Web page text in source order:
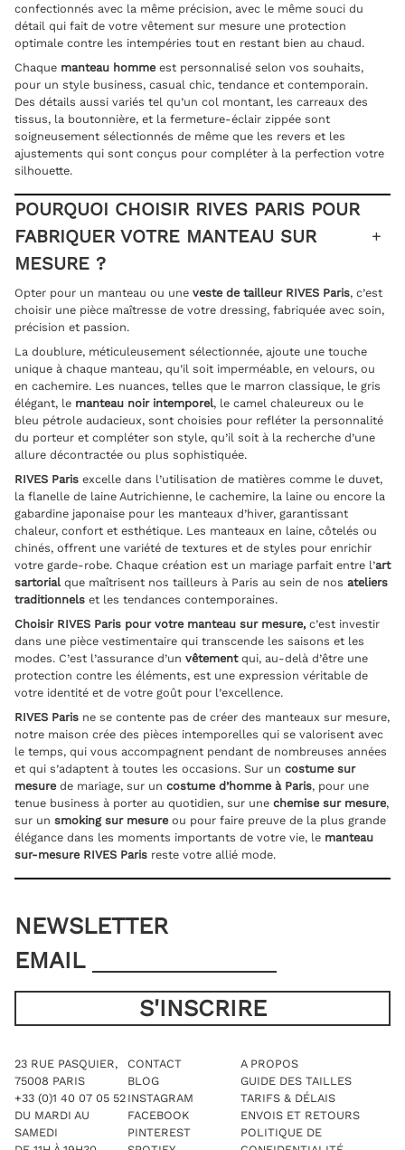
confectionnés avec la même précision, avec le même souci du
détail qui fait de votre vêtement sur mesure une protection
optimale contre les intempéries tout en restant bien au chaud.
Chaque manteau hommeest personnalisé selon vos souhaits,
pour un style business, casual chic, tendance et contemporain.
Des détails aussi variés tel qu’un col montant, les carreaux des
tissus, la boutonnière, et la fermeture-éclair zippée sont
soigneusement sélectionnés de même que les revers et les
ajustements qui sont conçus pour compléter à la perfection votre
silhouette.
POURQUOI CHOISIR RIVES PARIS POUR
FABRIQUER VOTRE MANTEAU SUR
MESURE ?
Opter pour un manteau ou une veste de tailleur RIVES Paris, c’est
choisir une pièce maîtresse de votre dressing, fabriquée avec soin,
précision et passion.
La doublure, méticuleusement sélectionnée, ajoute une touche
unique à chaque manteau, qu’il soit imperméable, en velours, ou
en cachemire. Les nuances, telles que le marron classique, le gris
élégant, lemanteau noir intemporel, le camel chaleureux ou le
bleu pétrole audacieux, sont choisies pour refléter la personnalité
du porteur et compléter son style, qu’il soit à la recherche d’une
allure décontractée ou plus sophistiquée.
RIVES Parisexcelle dans l’utilisation de matières comme le duvet,
la flanelle de laine Autrichienne, le cachemire, la laine ou encore la
gabardine japonaise pour les manteaux d’hiver, garantissant
chaleur, confort et esthétique. Les manteaux en laine, côtelés ou
chinés, offrent une variété de textures et de styles pour enrichir
votre garde-robe. Chaque création est un mariage parfait entre l’art
sartorialque maîtrisent nos tailleurs à Paris au sein de nos ateliers
traditionnels et les tendances contemporaines.
Choisir RIVES Paris pour votre manteau sur mesure,c’est investir
dans une pièce vestimentaire qui transcende les saisons et les
modes. C’est l’assurance d’un vêtementqui, au-delà d’être une
protection contre les éléments, est une expression véritable de
votre identité et de votre goût pour l’excellence.
RIVES Parisne se contente pas de créer des manteaux sur mesure,
notre maison crée des pièces intemporelles qui se valorisent avec
le temps, qui vous accompagnent pendant de nombreuses années
et qui s’adaptent à toutes les occasions. Sur un costume sur
mesurede mariage, sur un costume d’homme à Paris, pour une
tenue business à porter au quotidien, sur une chemise sur mesure,
sur un smoking sur mesure ou pour faire preuve de la plus grande
élégance dans les moments importants de votre vie, le manteau
sur-mesure RIVES Parisreste votre allié mode.
NEWSLETTER
EMAIL
23 RUE PASQUIER,
75008 PARIS
+33 (0)1 40 07 05 52
DU MARDI AU
SAMEDI
CONTACT
BLOG
INSTAGRAM
FACEBOOK
PINTEREST
A PROPOS
GUIDE DES TAILLES
TARIFS & DÉLAIS
ENVOIS ET RETOURS
POLITIQUE DE